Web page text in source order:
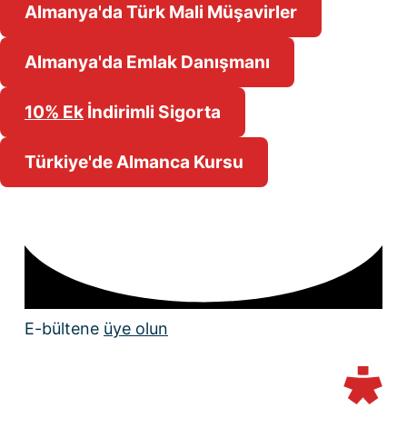
Almanya'da Türk Mali Müşavirler
Almanya'da Emlak Danışmanı
10% Ek İndirimli Sigorta
Türkiye'de Almanca Kursu
E-bültene üye olun